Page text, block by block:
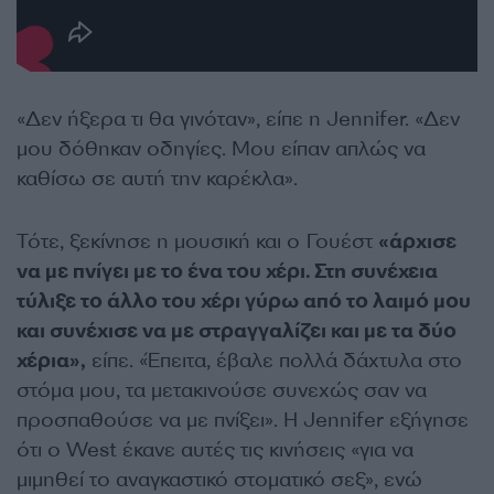
«Δεν ήξερα τι θα γινόταν», είπε η Jennifer. «Δεν
μου δόθηκαν οδηγίες. Μου είπαν απλώς να
καθίσω σε αυτή την καρέκλα».
Τότε, ξεκίνησε η μουσική και ο Γουέστ «άρχισε
να με πνίγει με το ένα του χέρι. Στη συνέχεια
τύλιξε το άλλο του χέρι γύρω από το λαιμό μου
και συνέχισε να με στραγγαλίζει και με τα δύο
χέρια», είπε. «Έπειτα, έβαλε πολλά δάχτυλα στο
στόμα μου, τα μετακινούσε συνεχώς σαν να
προσπαθούσε να με πνίξει». Η Jennifer εξήγησε
ότι ο West έκανε αυτές τις κινήσεις «για να
μιμηθεί το αναγκαστικό στοματικό σεξ», ενώ